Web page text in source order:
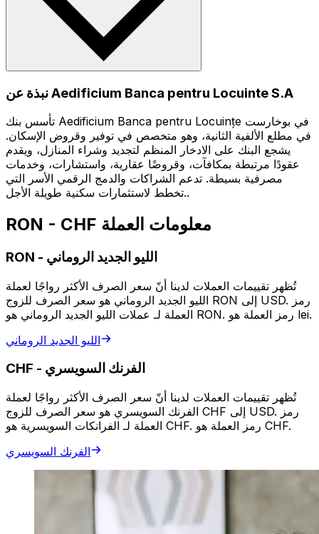
نبذة عن Aedificium Banca pentru Locuinte S.A
تأسس بنك Aedificium Banca pentru Locuințe في بوخارست
في مطلع الألفية الثانية، وهو متخصص في توفير وقروض الإسكان.
يشجع البنك على الادخار المنظم لتجديد وشراء المنازل، ويقدم
عقودًا مرتبطة بمكافآت، وقروضًا عقارية، واستشارات، وخدمات
مصرفية بسيطة. تدعم الشراكات والدمج الرقمي الأسر التي
تخطط لاستثمارات سكنية طويلة الأجل..
RON - CHF معلومات العملة
RON - الليو الجديد الروماني
تُظهر تقييمات العملات لدينا أنّ سعر الصرف الأكثر رواجًا لعملة
الليو الجديد الروماني هو سعر الصرف للزوج RON إلى USD. رمز
العملة لـ عملات الليو الجديد الروماني هو RON. رمز العملة هو lei.
الليو الجديد الروماني
CHF - الفرنك السويسري
تُظهر تقييمات العملات لدينا أنّ سعر الصرف الأكثر رواجًا لعملة
الفرنك السويسري هو سعر الصرف للزوج CHF إلى USD. رمز
العملة لـ الفرانكات السويسرية هو CHF. رمز العملة هو CHF.
الفرنك السويسري